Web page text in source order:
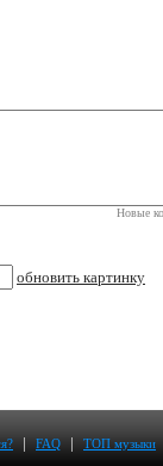
Новые
обновить картинку
| FAQ | ТОП музыки